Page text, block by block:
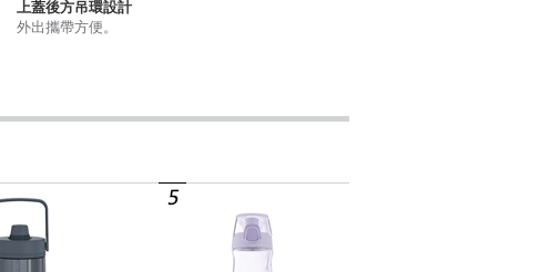
上蓋後方吊環設計
外出攜帶方便。